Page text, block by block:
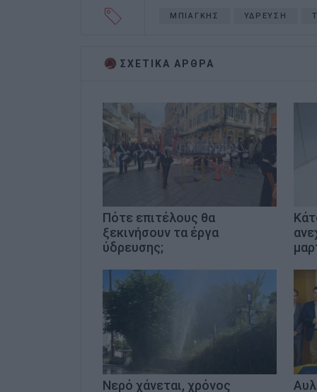
ΜΠΙΑΓΚΗΣ ΥΔΡΕΥΣΗ
ΣΧΕΤΙΚA AΡΘΡΑ
Πότε επιτέλους θα
ξεκινήσουν τα έργα
ύδρευσης;
Νερό χάνεται, χρόνος